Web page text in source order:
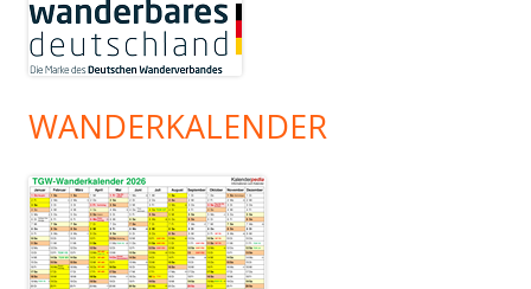
WANDERKALENDER